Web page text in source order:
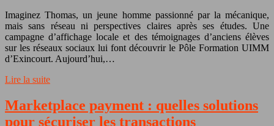
Imaginez Thomas, un jeune homme passionné par la mécanique,
mais sans réseau ni perspectives claires après ses études. Une
campagne d’affichage locale et des témoignages d’anciens élèves
sur les réseaux sociaux lui font découvrir le Pôle Formation UIMM
d’Exincourt. Aujourd’hui,…
Lire la suite
Marketplace payment : quelles solutions
pour sécuriser les transactions